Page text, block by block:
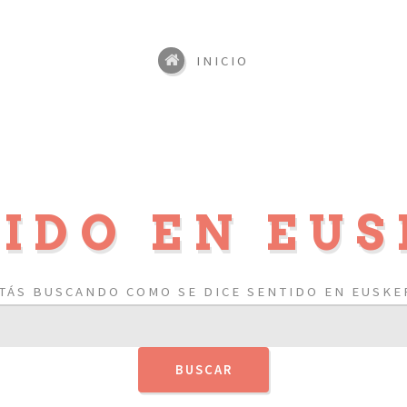
EN
BUSCANDO COMO SE DICE SENTIDO EN
INICIO